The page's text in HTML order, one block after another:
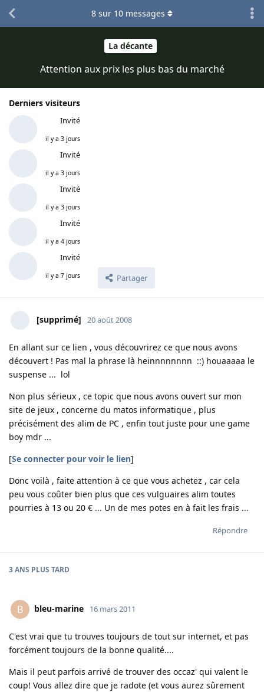
La décante
Attention aux prix les plus bas du marché
Derniers visiteurs
Invité
il y a 3 jours
Invité
il y a 3 jours
Invité
il y a 3 jours
Invité
il y a 4 jours
Invité
il y a 7 jours Partager
8 sur 10 messages
[supprimé] 20 août 2008
En allant sur ce lien , vous découvrirez ce que nous avons
découvert ! Pas mal la phrase là heinnnnnnnn ::) houaaaaa le
suspense ... lol
Non plus sérieux , ce topic que nous avons ouvert sur mon
site de jeux , concerne du matos informatique , plus
précisément des alim de PC , enfin tout juste pour une game
boy mdr ...
[Se connecter pour voir le lien]
Donc voilà , faite attention à ce que vous achetez , car cela
peu vous coûter bien plus que ces vulguaires alim toutes
pourries à 13 ou 20 € ... Un de mes potes en à fait les frais ...
Répondre
3 ANS PLUS TARD
B bleu-marine 16 mars 2011
C'est vrai que tu trouves toujours de tout sur internet, et pas
forcément toujours de la bonne qualité....
Mais il peut parfois arrivé de trouver des occaz' qui valent le
coup! Vous allez dire que je radote (et vous aurez sûrement